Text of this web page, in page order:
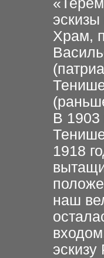
Храм,
В 1903
1918
наш
эскизу